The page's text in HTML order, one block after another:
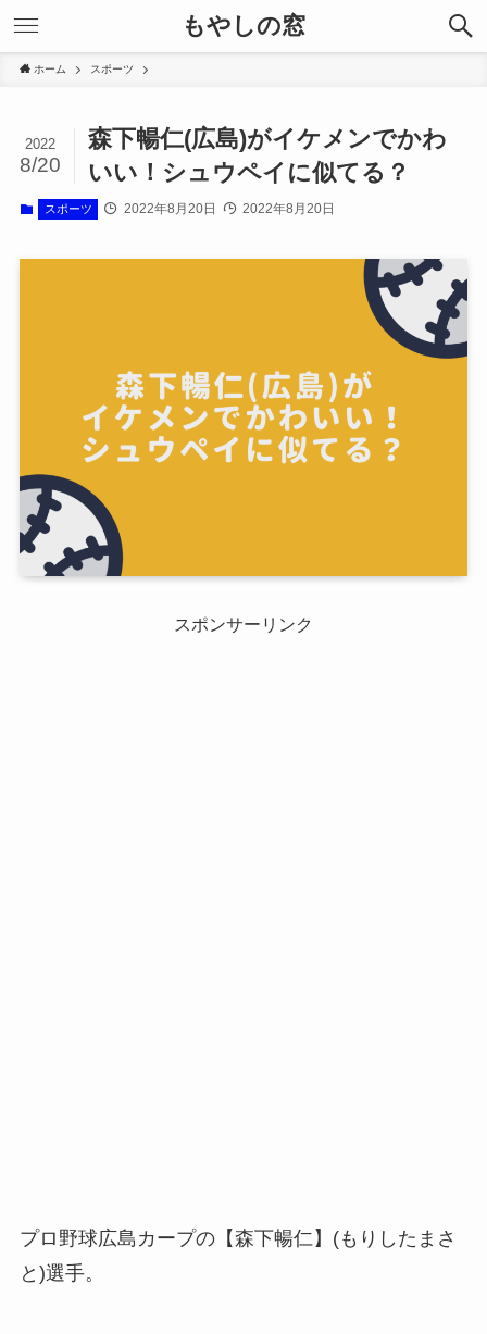
もやしの窓
ホーム スポーツ
森下暢仁(広島)がイケメンでかわ
いい！シュウペイに似てる？
2022
8/20
スポーツ 2022年8月20日 2022年8月20日
スポンサーリンク
プロ野球広島カープの【森下暢仁】(もりしたまさ
と)選手。